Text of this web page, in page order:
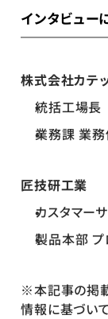
インタビュー
株式会社カテ
統括工場長
業務課 業
匠技研工業
カスタマー
製品本部 プ
※本記事の掲
情報に基づい